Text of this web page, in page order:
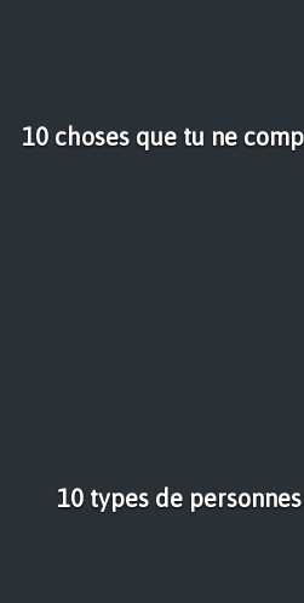
10 choses que tu ne
10 types de